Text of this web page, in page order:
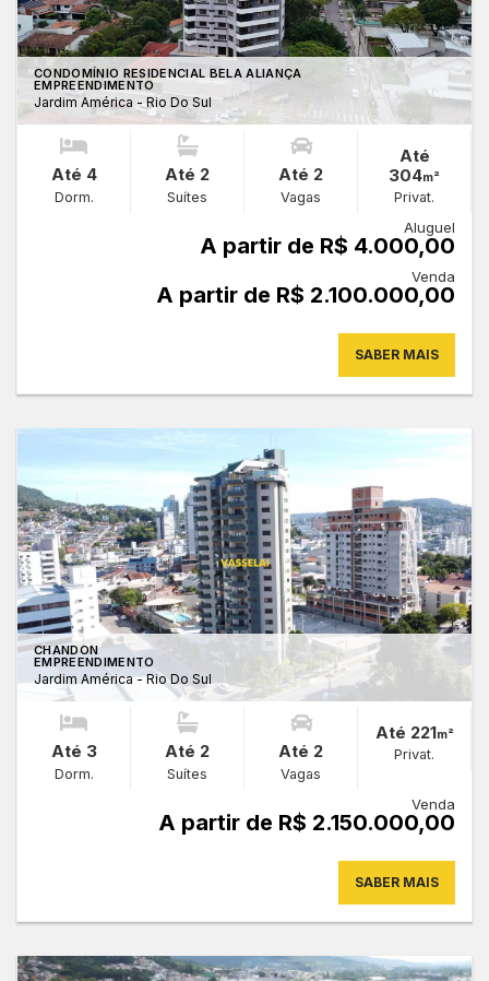
CONDOMÍNIO RESIDENCIAL BELA ALIANÇA
EMPREENDIMENTO
Jardim América - Rio Do Sul
Até 4
Dorm.
Até 2
Suítes
Até 2
Vagas
Até
304m²
Privat.
Aluguel
A partir de R$ 4.000,00
Venda
A partir de R$ 2.100.000,00
SABER MAIS
CHANDON
EMPREENDIMENTO
Jardim América - Rio Do Sul
Até 3
Dorm.
Até 2
Suítes
Até 2
Vagas
Até 221m²
Privat.
Venda
A partir de R$ 2.150.000,00
SABER MAIS